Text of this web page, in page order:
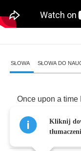
SŁOWA SŁOWA DO
Once upon a time
Two left feet,I had
Kliknij